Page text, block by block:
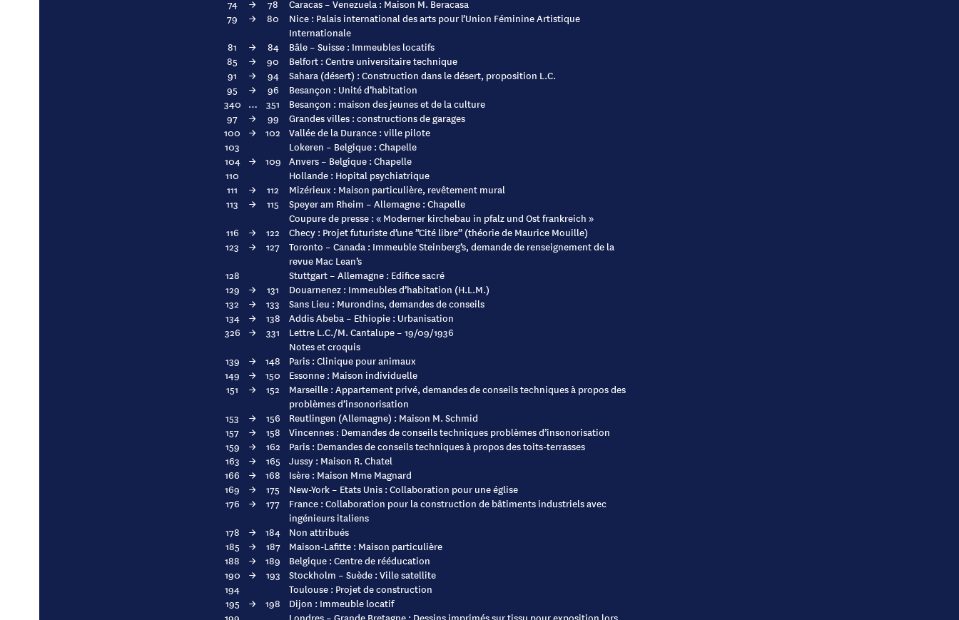
74
→ 78
Caracas – Venezuela : Maison M. Beracasa
79
→ 80
Nice : Palais international des arts pour l’Union Féminine Artistique
Internationale
81
→ 84
Bâle – Suisse : Immeubles locatifs
85
→ 90
Belfort : Centre universitaire technique
91
→ 94
Sahara (désert) : Construction dans le désert, proposition L.C.
95
→ 96
Besançon : Unité d’habitation
340 … 351
Besançon : maison des jeunes et de la culture
97
→ 99
Grandes villes : constructions de garages
100
→ 102 Vallée de la Durance : ville pilote
103
Lokeren – Belgique : Chapelle
104
→ 109 Anvers – Belgique : Chapelle
110
Hollande : Hopital psychiatrique
111
→ 112
Mizérieux : Maison particulière, revêtement mural
113
→ 115
Speyer am Rheim – Allemagne : Chapelle
Coupure de presse : « Moderner kirchebau in pfalz und Ost frankreich »
116
→ 122
Checy : Projet futuriste d’une ”Cité libre” (théorie de Maurice Mouille)
123
→ 127
Toronto – Canada : Immeuble Steinberg’s, demande de renseignement de la
revue Mac Lean’s
128
Stuttgart – Allemagne : Edifice sacré
129
→ 131
Douarnenez : Immeubles d’habitation (H.L.M.)
132
→ 133
Sans Lieu : Murondins, demandes de conseils
134
→ 138
Addis Abeba – Ethiopie : Urbanisation
326
→ 331
Lettre L.C./M. Cantalupe – 19/09/1936
Notes et croquis
139
→ 148
Paris : Clinique pour animaux
149
→ 150
Essonne : Maison individuelle
151
→ 152
Marseille : Appartement privé, demandes de conseils techniques à propos des
problèmes d’insonorisation
153
→ 156
Reutlingen (Allemagne) : Maison M. Schmid
157
→ 158
Vincennes : Demandes de conseils techniques problèmes d’insonorisation
159
→ 162
Paris : Demandes de conseils techniques à propos des toits-terrasses
163
→ 165
Jussy : Maison R. Chatel
166
→ 168
Isère : Maison Mme Magnard
169
→ 175
New-York – Etats Unis : Collaboration pour une église
176
→ 177
France : Collaboration pour la construction de bâtiments industriels avec
ingénieurs italiens
178
→ 184
Non attribués
185
→ 187
Maison-Lafitte : Maison particulière
188
→ 189
Belgique : Centre de rééducation
190
→ 193
Stockholm – Suède : Ville satellite
194
Toulouse : Projet de construction
195
→ 198
Dijon : Immeuble locatif
199
Londres – Grande Bretagne : Dessins imprimés sur tissu pour exposition lors